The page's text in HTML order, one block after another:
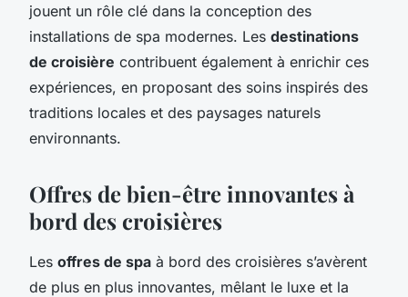
jouent un rôle clé dans la conception des
installations de spa modernes. Les destinations
de croisière contribuent également à enrichir ces
expériences, en proposant des soins inspirés des
traditions locales et des paysages naturels
environnants.
Offres de bien-être innovantes à
bord des croisières
Les offres de spa à bord des croisières s’avèrent
de plus en plus innovantes, mêlant le luxe et la